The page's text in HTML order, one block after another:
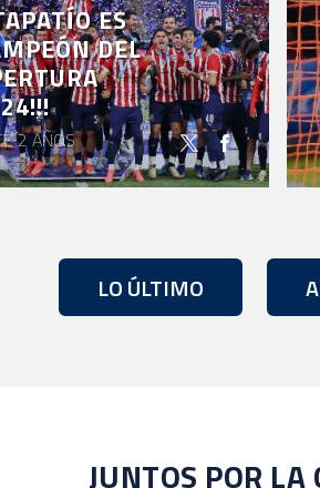
ES
DEL
2 AÑOS
LO ÚLTIMO
JUNTOS POR LA